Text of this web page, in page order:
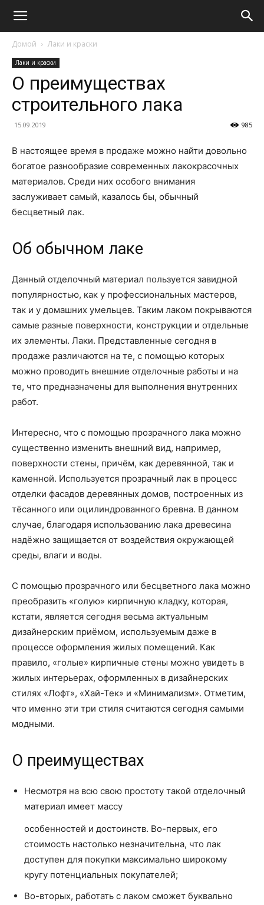
Домой Лаки и краски
Лаки и краски
О преимуществах
строительного лака
15.09.2019 985
В настоящее время в продаже можно найти довольно
богатое разнообразие современных лакокрасочных
материалов. Среди них особого внимания
заслуживает самый, казалось бы, обычный
бесцветный лак.
Об обычном лаке
Данный отделочный материал пользуется завидной
популярностью, как у профессиональных мастеров,
так и у домашних умельцев. Таким лаком покрываются
самые разные поверхности, конструкции и отдельные
их элементы. Лаки. Представленные сегодня в
продаже различаются на те, с помощью которых
можно проводить внешние отделочные работы и на
те, что предназначены для выполнения внутренних
работ.
Интересно, что с помощью прозрачного лака можно
существенно изменить внешний вид, например,
поверхности стены, причём, как деревянной, так и
каменной. Используется прозрачный лак в процесс
отделки фасадов деревянных домов, построенных из
тёсанного или оцилиндрованного бревна. В данном
случае, благодаря использованию лака древесина
надёжно защищается от воздействия окружающей
среды, влаги и воды.
С помощью прозрачного или бесцветного лака можно
преобразить «голую» кирпичную кладку, которая,
кстати, является сегодня весьма актуальным
дизайнерским приёмом, используемым даже в
процессе оформления жилых помещений. Как
правило, «голые» кирпичные стены можно увидеть в
жилых интерьерах, оформленных в дизайнерских
стилях «Лофт», «Хай-Тек» и «Минимализм». Отметим,
что именно эти три стиля считаются сегодня самыми
модными.
О преимуществах
Несмотря на всю свою простоту такой отделочный
материал имеет массу
особенностей и достоинств. Во-первых, его
стоимость настолько незначительна, что лак
доступен для покупки максимально широкому
кругу потенциальных покупателей;
Во-вторых, работать с лаком сможет буквально